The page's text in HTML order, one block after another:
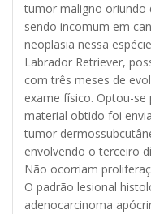
tumor maligno oriundo
sendo incomum em
neoplasia nessa
Labrador Retriever,
com três meses de
exame físico. Optou-se
material obtido foi
tumor
envolvendo o terceiro
Não ocorriam
O padrão lesional
adenocarcinoma